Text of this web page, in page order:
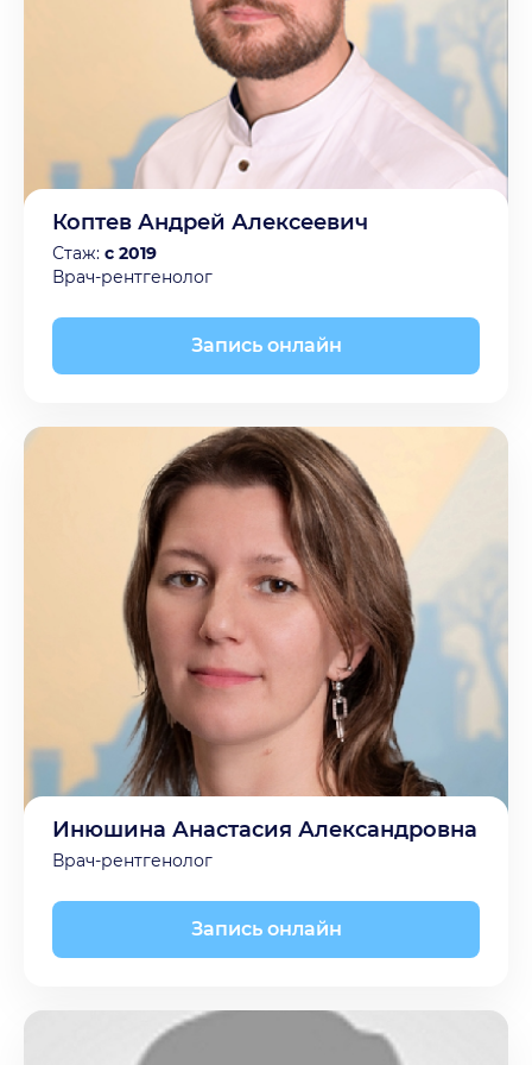
Коптев Андрей Алексеевич
Стаж: с 2019
Врач-рентгенолог
Запись онлайн
Инюшина Анастасия Александровна
Врач-рентгенолог
Запись онлайн